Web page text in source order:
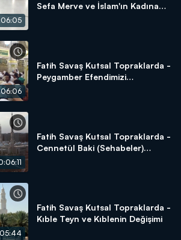
Sefa Merve ve İslam'ın Kadına
Fatih Savaş Kutsal Topraklarda -
Peygamber Efendimizi
Fatih Savaş Kutsal Topraklarda -
Cennetül Baki (Sehabeler)
Fatih Savaş Kutsal Topraklarda -
Kıble Teyn ve Kıblenin Değişimi